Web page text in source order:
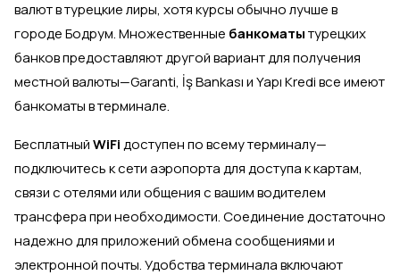
валют в турецкие лиры, хотя курсы обычно лучше в
городе Бодрум. Множественные банкоматытурецких
банков предоставляют другой вариант для получения
местной валюты—Garanti, İş Bankası и Yapı Kredi все имеют
банкоматы в терминале.
БесплатныйWiFiдоступен по всему терминалу—
подключитесь к сети аэропорта для доступа к картам,
связи с отелями или общения с вашим водителем
трансфера при необходимости. Соединение достаточно
надежно для приложений обмена сообщениями и
электронной почты. Удобства терминала включают